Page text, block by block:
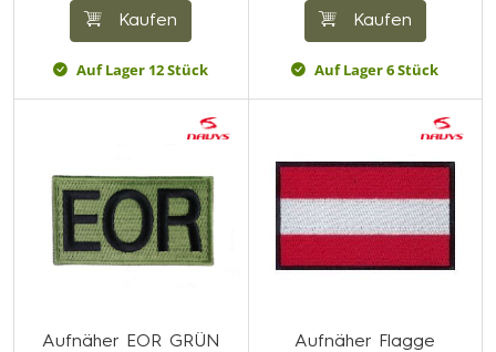
Kaufen
Auf Lager 12 Stück
Kaufen
Auf Lager 6 Stück
Aufnäher EOR GRÜN
Aufnäher Flagge